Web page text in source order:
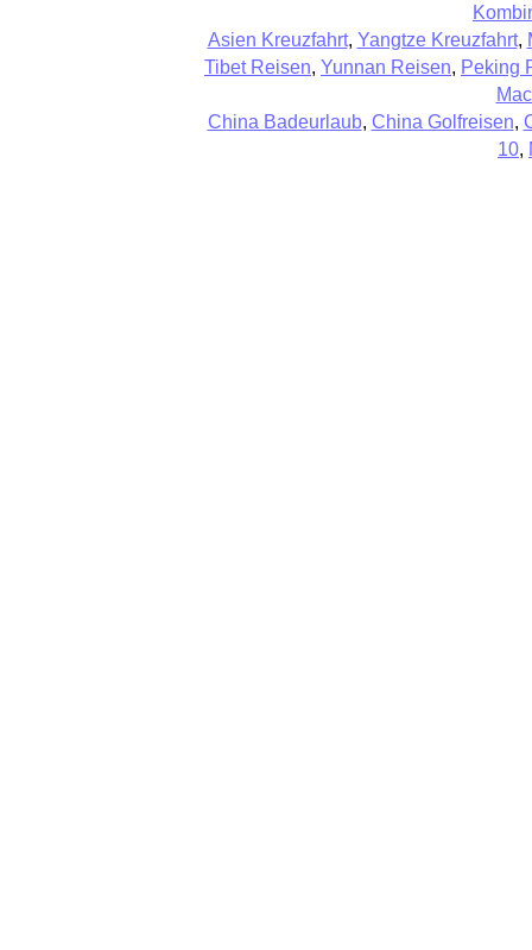
Asien Kreuzfahrt, Yangtze Kreuzfahrt,
Tibet Reisen, Yunnan Reisen, Peking
China Badeurlaub, China Golfreisen,
10,